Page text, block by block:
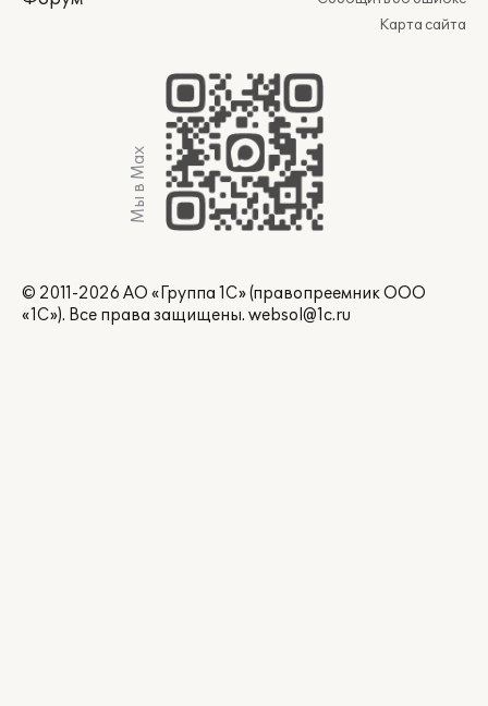
Карта сайта
Мы в Max
© 2011-2026 АО «Группа 1С» (правопреемник ООО
«1С»). Все права защищены. websol@1c.ru